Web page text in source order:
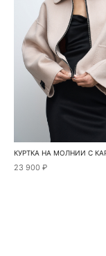
КУРТКА НА МОЛНИИ С
23 900 ₽